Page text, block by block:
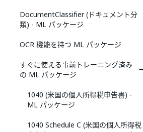
DocumentClassifier (ドキュメント分
類) - ML パッケージ
OCR 機能を持つ ML パッケージ
すぐに使える事前トレーニング済み
の ML パッケージ
1040 (米国の個人所得税申告書) -
ML パッケージ
1040 Schedule C (米国の個人所得税